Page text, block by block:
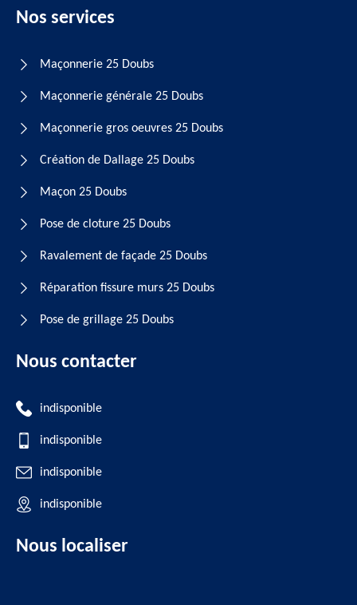
Nos services
Maçonnerie 25 Doubs
Maçonnerie générale 25 Doubs
Maçonnerie gros oeuvres 25 Doubs
Création de Dallage 25 Doubs
Maçon 25 Doubs
Pose de cloture 25 Doubs
Ravalement de façade 25 Doubs
Réparation fissure murs 25 Doubs
Pose de grillage 25 Doubs
Nous contacter
indisponible
indisponible
indisponible
indisponible
Nous localiser